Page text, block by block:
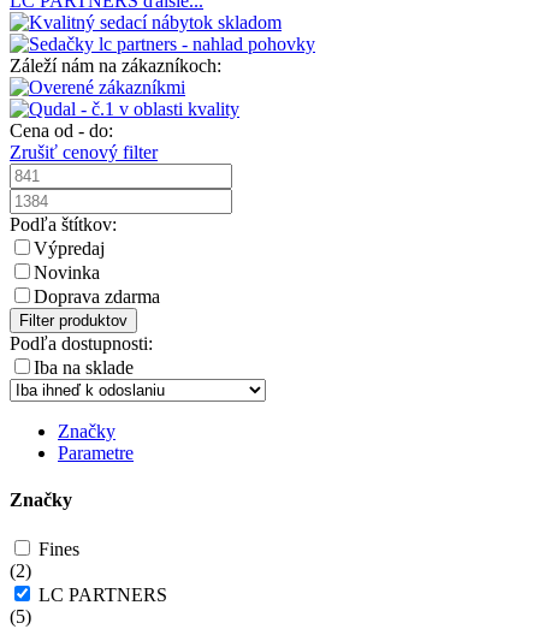
Záleží nám na zákazníkoch:
Cena od - do:
Zrušiť cenový filter
Podľa štítkov:
Výpredaj
Novinka
Doprava zdarma
Filter produktov
Podľa dostupnosti:
Iba na sklade
Značky
Parametre
Značky
Fines
(2)
LC PARTNERS
(5)